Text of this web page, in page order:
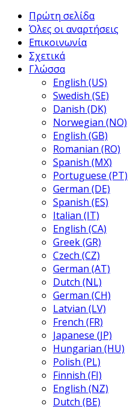
Πρώτη σελίδα
Όλες οι αναρτήσεις
Επικοινωνία
Σχετικά
Γλώσσα
English (US)
Swedish (SE)
Danish (DK)
Norwegian (NO)
English (GB)
Romanian (RO)
Spanish (MX)
Portuguese (PT)
German (DE)
Spanish (ES)
Italian (IT)
English (CA)
Greek (GR)
Czech (CZ)
German (AT)
Dutch (NL)
German (CH)
Latvian (LV)
French (FR)
Japanese (JP)
Hungarian (HU)
Polish (PL)
Finnish (FI)
English (NZ)
Dutch (BE)